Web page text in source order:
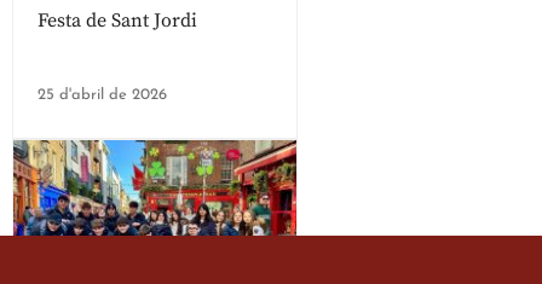
Festa de Sant Jordi
25 d'abril de 2026